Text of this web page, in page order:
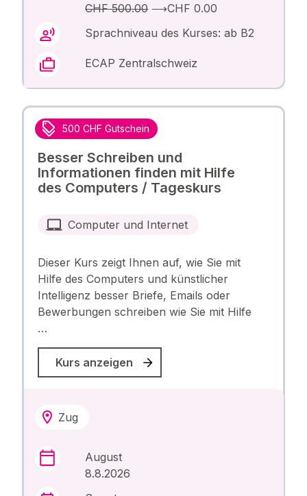
CHF 500.00⟶CHF 0.00
Sprachniveau des Kurses: ab B2
ECAP Zentralschweiz
500 CHF Gutschein
Besser Schreiben und
Informationen finden mit Hilfe
des Computers / Tageskurs
Computer und Internet
Dieser Kurs zeigt Ihnen auf, wie Sie mit
Hilfe des Computers und künstlicher
Intelligenz besser Briefe, Emails oder
Bewerbungen schreiben wie Sie mit Hilfe
…
Kurs anzeigen
Zug
August
8.8.2026